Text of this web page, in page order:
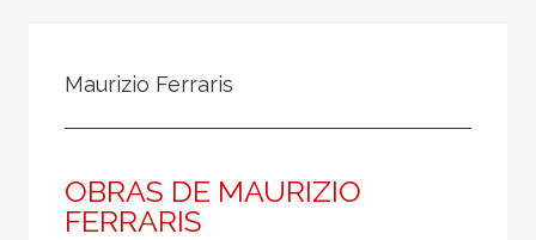
Coordinador
Editor
Maurizio Ferraris
OBRAS DE MAURIZIO
FERRARIS